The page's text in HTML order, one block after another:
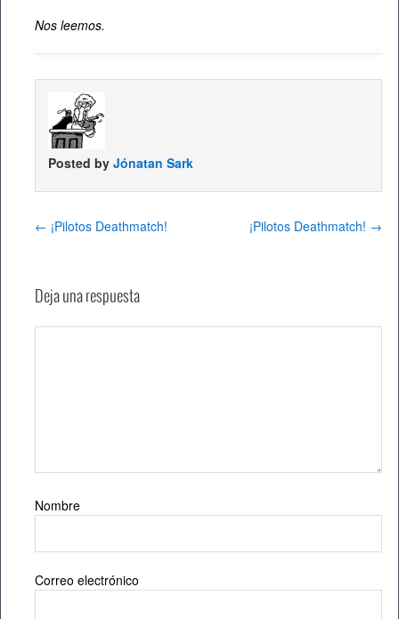
Nos leemos.
Posted by Jónatan Sark
← ¡Pilotos Deathmatch! ¡Pilotos Deathmatch! →
Deja una respuesta
Nombre
Correo electrónico